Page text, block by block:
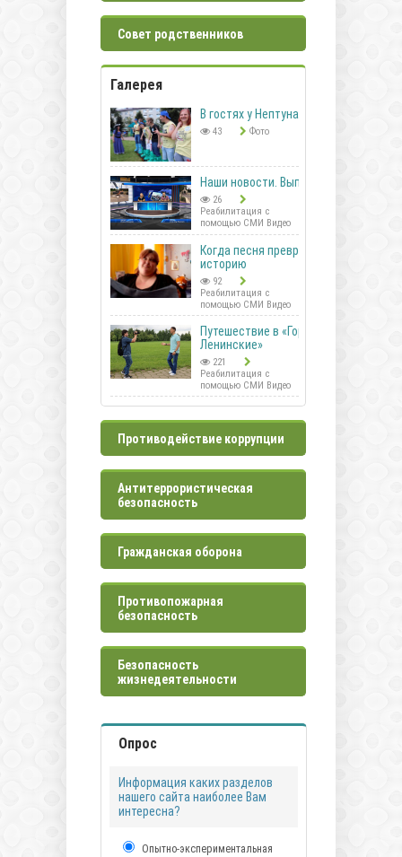
Совет родственников
Галерея
В гостях у Нептуна
43 Фото
Наши новости. Выпуск 41
26
Реабилитация с
помощью СМИ Видео
Когда песня превращается в
историю
92
Реабилитация с
помощью СМИ Видео
Путешествие в «Горки
Ленинские»
221
Реабилитация с
помощью СМИ Видео
Противодействие коррупции
Антитеррористическая
безопасность
Гражданская оборона
Противопожарная
безопасность
Безопасность
жизнедеятельности
Опрос
Информация каких разделов
нашего сайта наиболее Вам
интересна?
Опытно-экспериментальная